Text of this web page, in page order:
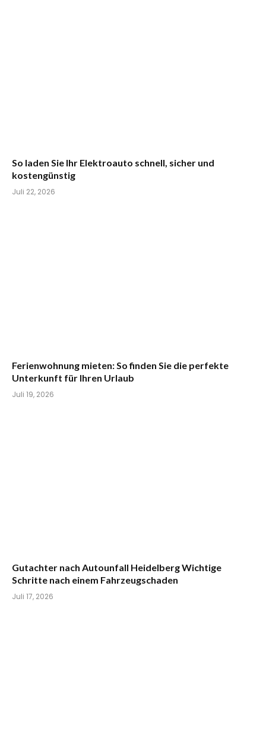
So laden Sie Ihr Elektroauto schnell, sicher und
kostengünstig
Juli 22, 2026
Ferienwohnung mieten: So finden Sie die perfekte
Unterkunft für Ihren Urlaub
Juli 19, 2026
Gutachter nach Autounfall Heidelberg Wichtige
Schritte nach einem Fahrzeugschaden
Juli 17, 2026